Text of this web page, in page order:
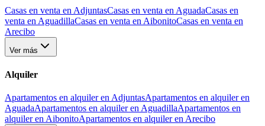
Casas en venta en AdjuntasCasas en venta en AguadaCasas en
venta en AguadillaCasas en venta en AibonitoCasas en venta en
Arecibo
Ver más
Alquiler
Apartamentos en alquiler en AdjuntasApartamentos en alquiler en
AguadaApartamentos en alquiler en AguadillaApartamentos en
alquiler en AibonitoApartamentos en alquiler en Arecibo